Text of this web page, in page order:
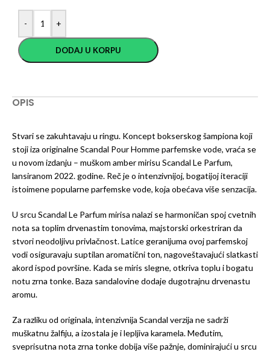
- +
DODAJ U KORPU
OPIS
Stvari se zakuhtavaju u ringu. Koncept bokserskog šampiona koji
stoji iza originalne Scandal Pour Homme parfemske vode, vraća se
u novom izdanju – muškom amber mirisu Scandal Le Parfum,
lansiranom 2022. godine. Reč je o intenzivnijoj, bogatijoj iteraciji
istoimene popularne parfemske vode, koja obećava više senzacija.
U srcu Scandal Le Parfum mirisa nalazi se harmoničan spoj cvetnih
nota sa toplim drvenastim tonovima, majstorski orkestriran da
stvori neodoljivu privlačnost. Latice geranijuma ovoj parfemskoj
vodi osiguravaju suptilan aromatični ton, nagoveštavajući slatkasti
akord ispod površine. Kada se miris slegne, otkriva toplu i bogatu
notu zrna tonke. Baza sandalovine dodaje dugotrajnu drvenastu
aromu.
Za razliku od originala, intenzivnija Scandal verzija ne sadrži
muškatnu žalfiju, a izostala je i lepljiva karamela. Međutim,
sveprisutna nota zrna tonke dobija više pažnje, dominirajući u srcu